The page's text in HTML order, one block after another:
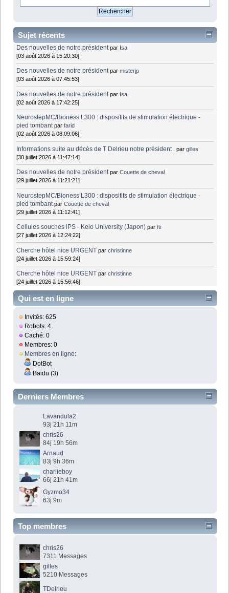
Sujet récents
Des nouvelles de notre président par Isa
[03 août 2026 à 15:20:30]
Des nouvelles de notre président parmisterjp
[03 août 2026 à 07:45:53]
Des nouvelles de notre président par Isa
[02 août 2026 à 17:42:25]
NeurostepMC/Bioness L300 : dispositifs de stimulation électrique -
pied tombant parfarid
[02 août 2026 à 08:09:06]
Informations suite au décès de T Delrieu notre président . pargilles
[30 juillet 2026 à 11:47:14]
Des nouvelles de notre président parCouette de cheval
[29 juillet 2026 à 11:21:21]
NeurostepMC/Bioness L300 : dispositifs de stimulation électrique -
pied tombant parCouette de cheval
[29 juillet 2026 à 11:12:41]
Cellules souches iPS - Keio University (Japon) parfti
[27 juillet 2026 à 12:24:22]
Cherche hôtel nice URGENT parchristinne
[24 juillet 2026 à 15:59:24]
Cherche hôtel nice URGENT parchristinne
[24 juillet 2026 à 15:56:46]
Qui est en ligne
Invités: 625
Robots: 4
Caché: 0
Membres: 0
Membres en ligne:
DotBot
Baidu (3)
Derniers Membres
Lavandula2
93j 21h 11m
chris26
84j 19h 56m
Arnaud
83j 9h 36m
charlieboy
66j 21h 41m
Gyzmo34
63j 9m
Top membres
chris26
7311 Messages
gilles
5210 Messages
TDelrieu